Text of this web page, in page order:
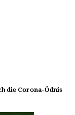
die Corona-Ödnis